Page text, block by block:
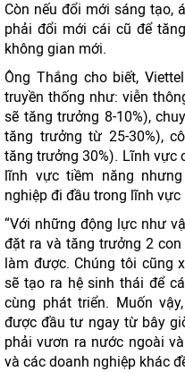
Còn nếu đổi mới sáng tạo,
phải đổi mới cái cũ để
không gian mới.
Ông Thắng cho biết,
truyền thống như: viễn
sẽ tăng trưởng 8-10%),
tăng trưởng từ 25-30%),
tăng trưởng 30%). Lĩnh vực
lĩnh vực tiềm năng
nghiệp đi đầu trong lĩnh vực
“Với những động lực như
đặt ra và tăng trưởng 2
làm được. Chúng tôi cũng
sẽ tạo ra hệ sinh thái để
cùng phát triển. Muốn
được đầu tư ngay từ bây
phải vươn ra nước ngoài
và các doanh nghiệp khác